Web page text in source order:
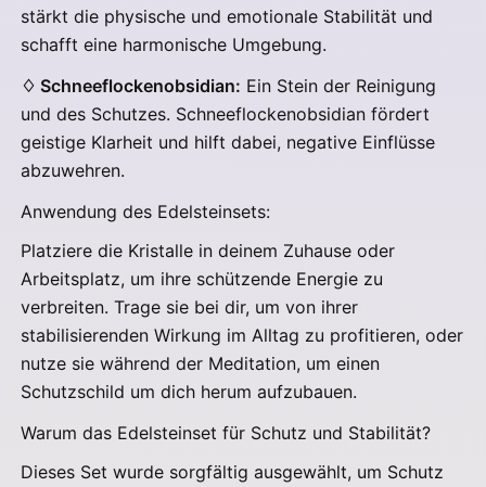
stärkt die physische und emotionale Stabilität und
schafft eine harmonische Umgebung.
♢ Schneeflockenobsidian: Ein Stein der Reinigung
und des Schutzes. Schneeflockenobsidian fördert
geistige Klarheit und hilft dabei, negative Einflüsse
abzuwehren.
Anwendung des Edelsteinsets:
Platziere die Kristalle in deinem Zuhause oder
Arbeitsplatz, um ihre schützende Energie zu
verbreiten. Trage sie bei dir, um von ihrer
stabilisierenden Wirkung im Alltag zu profitieren, oder
nutze sie während der Meditation, um einen
Schutzschild um dich herum aufzubauen.
Warum das Edelsteinset für Schutz und Stabilität?
Dieses Set wurde sorgfältig ausgewählt, um Schutz